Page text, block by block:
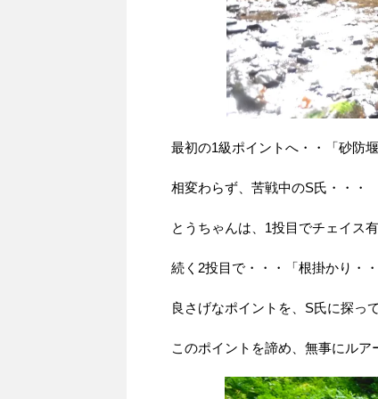
最初の1級ポイントへ・・「砂防堰
相変わらず、苦戦中のS氏・・・
とうちゃんは、1投目でチェイス有
続く2投目で・・・「根掛かり・・
良さげなポイントを、S氏に探っ
このポイントを諦め、無事にルア